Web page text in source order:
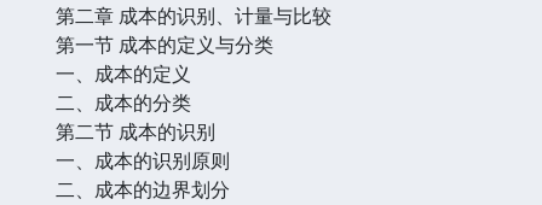
第二章 成本的识别、计量与比较
第一节 成本的定义与分类
一、成本的定义
二、成本的分类
第二节 成本的识别
一、成本的识别原则
二、成本的边界划分